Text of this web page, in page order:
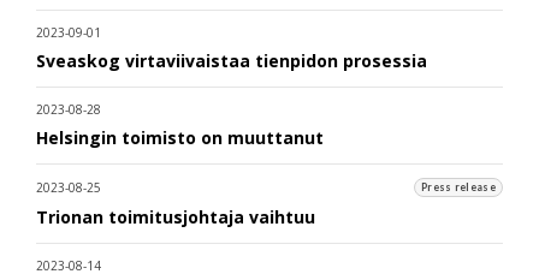
2023-09-01
Sveaskog virtaviivaistaa tienpidon prosessia
2023-08-28
Helsingin toimisto on muuttanut
2023-08-25 Press release
Trionan toimitusjohtaja vaihtuu
2023-08-14